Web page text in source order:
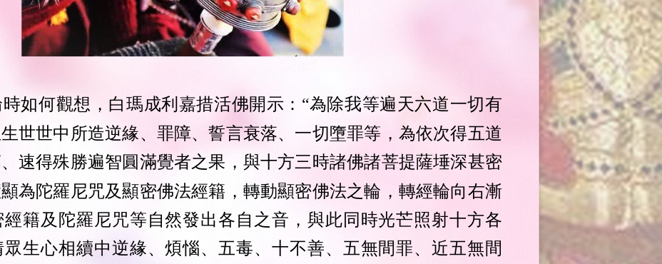
如何觀想，白瑪成利嘉措活佛開示：“為除我等遍天六道一切有
世世中所造逆緣、罪障、誓言衰落、一切墮罪等，為依次得五道
速得殊勝遍智圓滿覺者之果，與十方三時諸佛諸菩提薩埵深甚密
為陀羅尼咒及顯密佛法經籍，轉動顯密佛法之輪，轉經輪向右漸
籍及陀羅尼咒等自然發出各自之音，與此同時光芒照射十方各
生心相續中逆緣、煩惱、五毒、十不善、五無間罪、近五無間